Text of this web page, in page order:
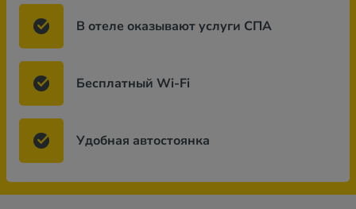
В отеле оказывают услуги СПА
Бесплатный Wi-Fi
Удобная автостоянка